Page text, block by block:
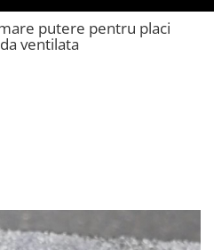
putere pentru placi
ventilata